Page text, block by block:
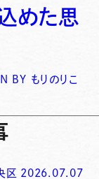
めた思
BY もりのりこ
区 2026.07.07